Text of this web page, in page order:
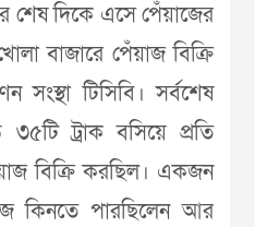
শেষ দিকে এসে পেঁয়াজের
বাজারে পেঁয়াজ বিক্রি
টিসিবি। সর্বশেষ
ট্রাক বসিয়ে প্রতি
বিক্রি করছিল। একজন
কিনতে পারছিলেন আর